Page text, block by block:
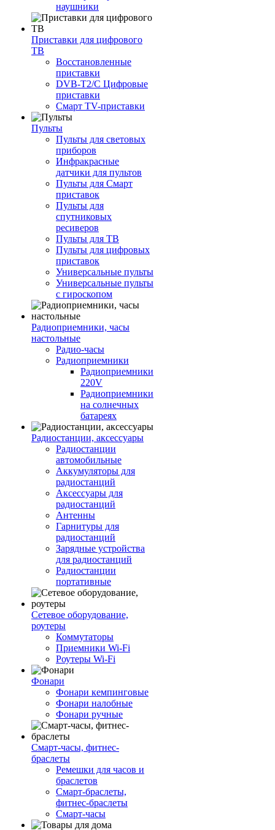
наушники
Приставки для цифрового
ТВ
Восстановленные
приставки
DVB-T2/C Цифровые
приставки
Смарт ТV-приставки
Пульты
Пульты для световых
приборов
Инфракрасные
датчики для пультов
Пульты для Смарт
приставок
Пульты для
спутниковых
ресиверов
Пульты для ТВ
Пульты для цифровых
приставок
Универсальные пульты
Универсальные пульты
с гироскопом
Радиоприемники, часы
настольные
Радио-часы
Радиоприемники
Радиоприемники
220V
Радиоприемники
на солнечных
батареях
Радиостанции, аксессуары
Радиостанции
автомобильные
Аккумуляторы для
радиостанций
Аксессуары для
радиостанций
Антенны
Гарнитуры для
радиостанций
Зарядные устройства
для радиостанций
Радиостанции
портативные
Сетевое оборудование,
роутеры
Коммутаторы
Приемники Wi-Fi
Роутеры Wi-Fi
Фонари
Фонари кемпинговые
Фонари налобные
Фонари ручные
Смарт-часы, фитнес-
браслеты
Ремешки для часов и
браслетов
Смарт-браслеты,
фитнес-браслеты
Смарт-часы